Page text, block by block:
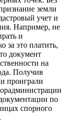
земли
учет и
Например, не
и
за это платить,
документ
на
Получив
проиграли
по
спорного